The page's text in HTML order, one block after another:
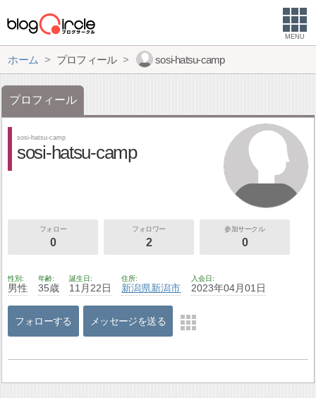
MENU
ホーム プロフィール sosi-hatsu-camp
プロフィール
sosi-hatsu-camp
sosi-hatsu-camp
フォロー
0
フォロワー
2
参加サークル
0
性別
男性
年齢
35歳
誕生日
11月22日
住所
新潟県新潟市
入会日
2023年04月01日
フォローする メッセージを送る